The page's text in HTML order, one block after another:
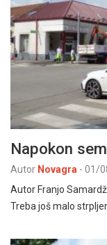
Napokon
Autor Novagra - 01/
Autor Franjo
Treba još malo